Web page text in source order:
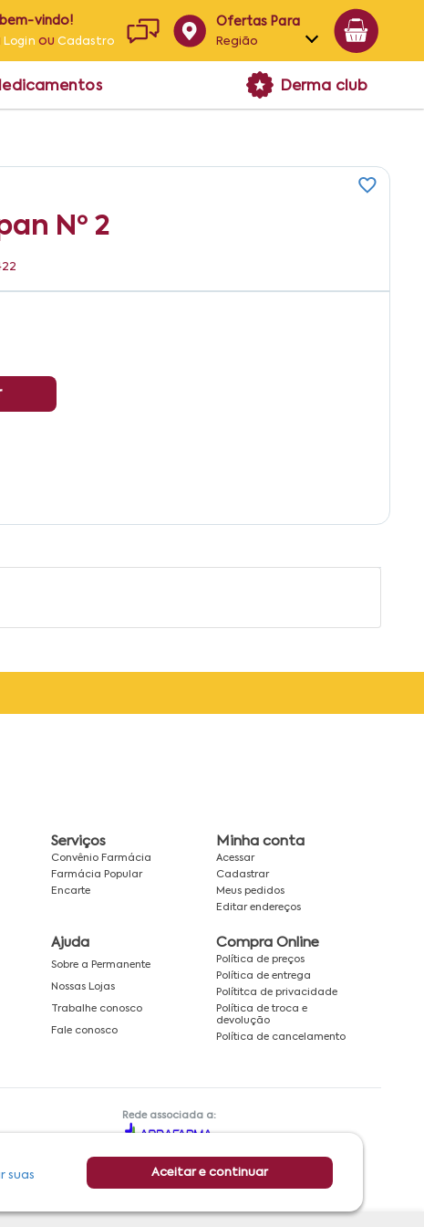
vindo!
Login ouCadastro
Ofertas Para
Região
Alagoas
Derma club
Nº 2
suas
Aceitar e continuar
Serviços
Convênio Farmácia
Farmácia Popular
Encarte
Minha conta
Acessar
Cadastrar
Meus pedidos
Editar endereços
Ajuda
Sobre a Permanente
Nossas Lojas
Trabalhe conosco
Fale conosco
Compra Online
Política de preços
Política de entrega
Polítitca de privacidade
Política de troca e
devolução
Política de cancelamento
Rede associada a: